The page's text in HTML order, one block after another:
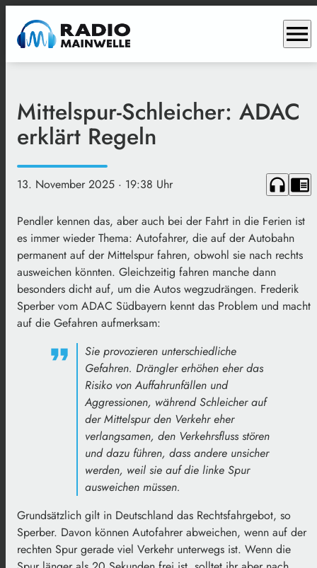
menu
Mittelspur-Schleicher: ADAC
erklärt Regeln
13. November 2025 · 19:38 Uhr headphones chrome_reader_mode
Pendler kennen das, aber auch bei der Fahrt in die Ferien ist
es immer wieder Thema: Autofahrer, die auf der Autobahn
permanent auf der Mittelspur fahren, obwohl sie nach rechts
ausweichen könnten. Gleichzeitig fahren manche dann
besonders dicht auf, um die Autos wegzudrängen. Frederik
Sperber vom ADAC Südbayern kennt das Problem und macht
auf die Gefahren aufmerksam:
Sie provozieren unterschiedliche
Gefahren. Drängler erhöhen eher das
Risiko von Auffahrunfällen und
Aggressionen, während Schleicher auf
der Mittelspur den Verkehr eher
verlangsamen, den Verkehrsfluss stören
und dazu führen, dass andere unsicher
werden, weil sie auf die linke Spur
ausweichen müssen.
Grundsätzlich gilt in Deutschland das Rechtsfahrgebot, so
Sperber. Davon können Autofahrer abweichen, wenn auf der
rechten Spur gerade viel Verkehr unterwegs ist. Wenn die